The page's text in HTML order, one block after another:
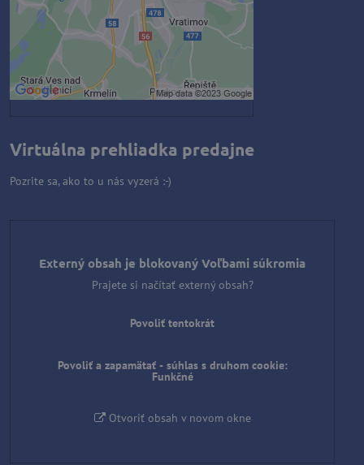
Povoliť a zapamätať - súhlas s
druhom cookie: Funkčné
Otvoriť obsah v novom okne
Virtuálna prehliadka predajne
Pozrite sa, ako to u nás vyzerá :-)
Externý obsah je blokovaný Voľbami súkromia
Prajete si načítať externý obsah?
Povoliť tentokrát
Povoliť a zapamätať - súhlas s druhom cookie:
Funkčné
Otvoriť obsah v novom okne